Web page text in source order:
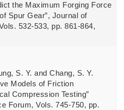
the Maximum Forging Force
Spur Gear”, Journal of
532-533, pp. 861-864,
S. Y. and Chang, S. Y.
Models of Friction
Compression Testing”
Forum, Vols. 745-750, pp.